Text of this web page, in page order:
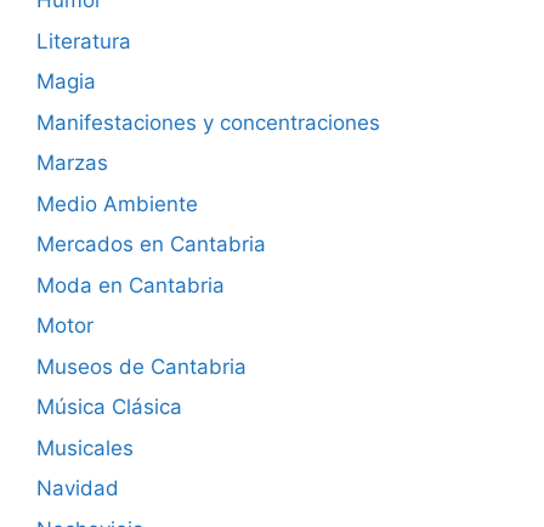
Literatura
Magia
Manifestaciones y concentraciones
Marzas
Medio Ambiente
Mercados en Cantabria
Moda en Cantabria
Motor
Museos de Cantabria
Música Clásica
Musicales
Navidad